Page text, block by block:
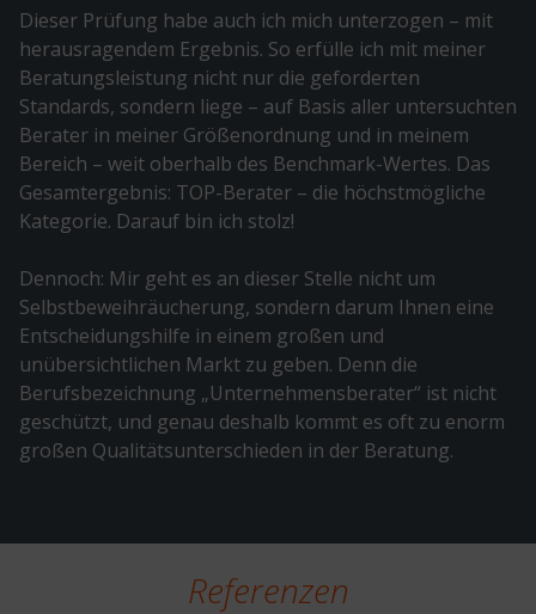
Dieser Prüfung habe auch ich mich unterzogen – mit
herausragendem Ergebnis. So erfülle ich mit meiner
Beratungsleistung nicht nur die geforderten
Standards, sondern liege – auf Basis aller untersuchten
Berater in meiner Größenordnung und in meinem
Bereich – weit oberhalb des Benchmark-Wertes. Das
Gesamtergebnis: TOP-Berater – die höchstmögliche
Kategorie. Darauf bin ich stolz!
Dennoch: Mir geht es an dieser Stelle nicht um
Selbstbeweihräucherung, sondern darum Ihnen eine
Entscheidungshilfe in einem großen und
unübersichtlichen Markt zu geben. Denn die
Berufsbezeichnung „Unternehmensberater“ ist nicht
geschützt, und genau deshalb kommt es oft zu enorm
großen Qualitätsunterschieden in der Beratung.
Referenzen